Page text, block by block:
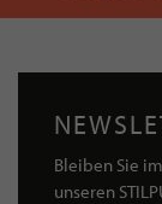
Bleiben Sie
unseren